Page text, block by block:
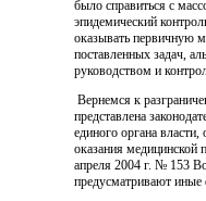
было справиться с
эпидемический
оказывать первичную
поставленных задач,
руководством и
Вернемся к
представлена
единого органа
оказания медицинской
апреля 2004 г. № 153
предусматривают